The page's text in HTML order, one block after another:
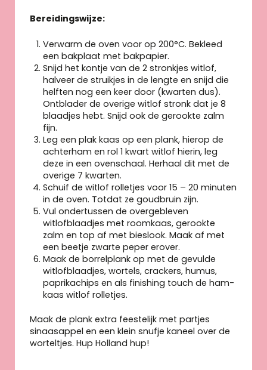
Bereidingswijze:
Verwarm de oven voor op 200°C. Bekleed
een bakplaat met bakpapier.
Snijd het kontje van de 2 stronkjes witlof,
halveer de struikjes in de lengte en snijd die
helften nog een keer door (kwarten dus).
Ontblader de overige witlof stronk dat je 8
blaadjes hebt. Snijd ook de gerookte zalm
fijn.
Leg een plak kaas op een plank, hierop de
achterham en rol 1 kwart witlof hierin, leg
deze in een ovenschaal. Herhaal dit met de
overige 7 kwarten.
Schuif de witlof rolletjes voor 15 – 20 minuten
in de oven. Totdat ze goudbruin zijn.
Vul ondertussen de overgebleven
witlofblaadjes met roomkaas, gerookte
zalm en top af met bieslook. Maak af met
een beetje zwarte peper erover.
Maak de borrelplank op met de gevulde
witlofblaadjes, wortels, crackers, humus,
paprikachips en als finishing touch de ham-
kaas witlof rolletjes.
Maak de plank extra feestelijk met partjes
sinaasappel en een klein snufje kaneel over de
worteltjes. Hup Holland hup!